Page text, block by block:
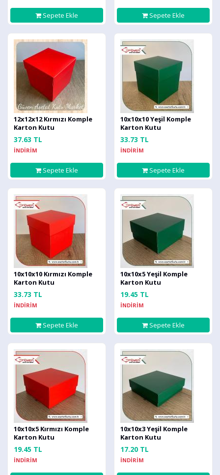
Sepete Ekle Sepete Ekle
12x12x12 Kırmızı Komple
Karton Kutu
37.63 TL
İNDİRİM
Sepete Ekle
10x10x10 Yeşil Komple
Karton Kutu
33.73 TL
İNDİRİM
Sepete Ekle
10x10x10 Kırmızı Komple
Karton Kutu
33.73 TL
İNDİRİM
Sepete Ekle
10x10x5 Yeşil Komple
Karton Kutu
19.45 TL
İNDİRİM
Sepete Ekle
10x10x5 Kırmızı Komple
Karton Kutu
19.45 TL
İNDİRİM
10x10x3 Yeşil Komple
Karton Kutu
17.20 TL
İNDİRİM